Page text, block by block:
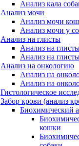
Анализ кала
Анализ мочи
Анализ мочи
Анализ мочи у
Анализ на глисты
Анализ на
Анализ на
Анализ на онкологию
Анализ на
Анализ на
Гистологическое
Забор крови (анализ
Биохимический
кошки